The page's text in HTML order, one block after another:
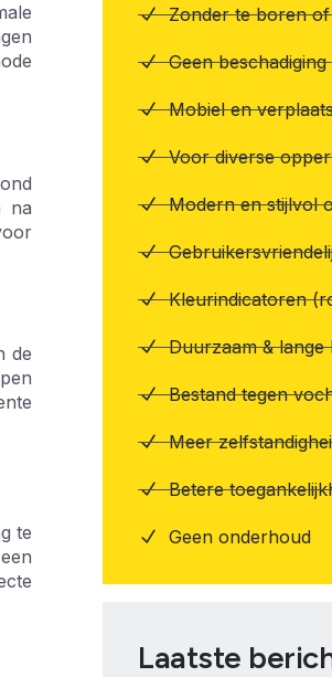
na
de
te
Zonder te boren
Geen
Mobiel en
Voor diverse
Modern en stijlvol
Kleurindicatoren
Duurzaam & lange
Bestand tegen
Meer
Betere
Geen onderhoud
Laatste